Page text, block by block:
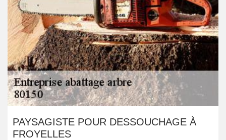
PAYSAGISTE POUR DESSOUCHAGE À
FROYELLES